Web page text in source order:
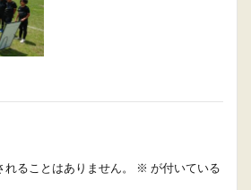
ることはありません。 ※ が付いている